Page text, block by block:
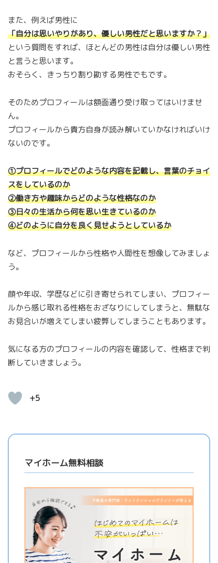
また、例えば男性に
「自分は思いやりがあり、優しい男性だと思いますか？」
という質問をすれば、ほとんどの男性は自分は優しい男性
と言うと思います。
おそらく、きっちり割り勘する男性でもです。
そのためプロフィールは額面通り受け取ってはいけませ
ん。
プロフィールから貴方自身が読み解いていかなければいけ
ないのです。
①プロフィールでどのような内容を記載し、言葉のチョイ
スをしているのか
②働き方や趣味からどのような性格なのか
③日々の生活から何を思い生きているのか
④どのように自分を良く見せようとしているか
など、プロフィールから性格や人間性を想像してみましょ
う。
顔や年収、学歴などに引き寄せられてしまい、プロフィー
ルから感じ取れる性格をおざなりにしてしまうと、無駄な
お見合いが増えてしまい疲弊してしまうこともあります。
気になる方のプロフィールの内容を確認して、性格まで判
断していきましょう。
+5
マイホーム無料相談